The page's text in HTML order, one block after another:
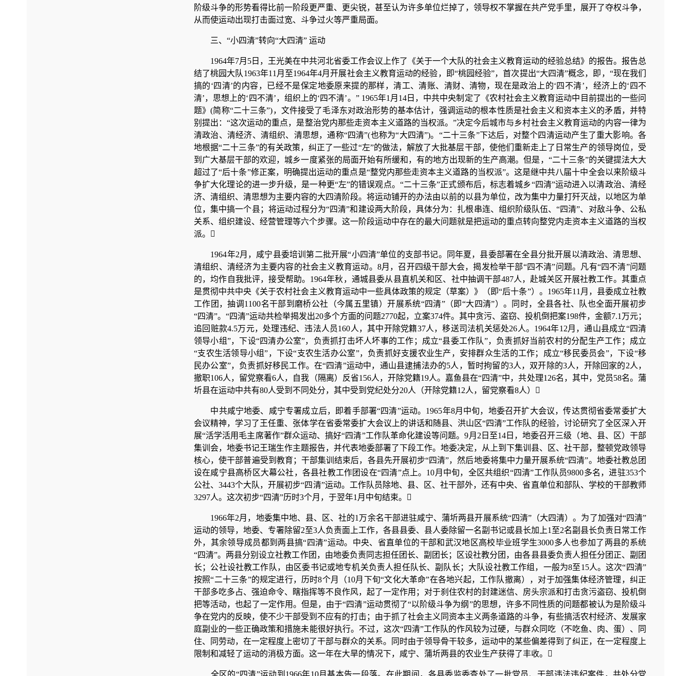
阶级斗争的形势看得比前一阶段更严重、更尖锐，甚至认为许多单位烂掉了，领导权不掌握在共产党手里，展开了夺权斗争，
从而使运动出现打击面过宽、斗争过火等严重局面。
三、“小四清”转向“大四清” 运动
1964年7月5日，王光美在中共河北省委工作会议上作了《关于一个大队的社会主义教育运动的经验总结》的报告。报告总
结了桃园大队1963年11月至1964年4月开展社会主义教育运动的经验，即“桃园经验”，首次提出“大四清”概念，即，“现在我们
搞的‘四清’的内容，已经不是保定地委原来提的那样，清工、清账、清财、清物，现在是政治上的‘四不清’，经济上的‘四不
清’，思想上的‘四不清’，组织上的‘四不清’。” 1965年1月14日，中共中央制定了《农村社会主义教育运动中目前提出的一些问
题》(简称“二十三条”)，文件接受了毛泽东对政治形势的基本估计，强调运动的根本性质是社会主义和资本主义的矛盾，并特
别提出：“这次运动的重点，是整治党内那些走资本主义道路的当权派。”决定今后城市与乡村社会主义教育运动的内容一律为
清政治、清经济、清组织、清思想，通称“四清”(也称为“大四清”)。“二十三条”下达后，对整个四清运动产生了重大影响。各
地根据“二十三条”的有关政策，纠正了一些过“左”的做法，解放了大批基层干部，使他们重新走上了日常生产的领导岗位，受
到广大基层干部的欢迎，城乡一度紧张的局面开始有所缓和，有的地方出现新的生产高潮。但是，“二十三条”的关键提法大大
超过了“后十条”修正案，明确提出运动的重点是“整党内那些走资本主义道路的当权派”。这是继中共八届十中全会以来阶级斗
争扩大化理论的进一步升级，是一种更“左”的错误观点。“二十三条”正式颁布后，标志着城乡“四清”运动进入以清政治、清经
济、清组织、清思想为主要内容的大四清阶段。将运动铺开的办法由以前的以县为单位，改为集中力量打歼灭战，以地区为单
位，集中搞一个县；将运动过程分为“四清”和建设两大阶段，具体分为：扎根串连、组织阶级队伍、“四清”、对敌斗争、公私
关系、组织建设、经营管理等六个步骤。这一阶段运动中存在的最大问题就是把运动的重点转向整党内走资本主义道路的当权
派。
1964年2月，咸宁县委培训第二批开展“小四清”单位的支部书记。同年夏，县委部署在全县分批开展以清政治、清思想、
清组织、清经济为主要内容的社会主义教育运动。8月，召开四级干部大会，揭发检举干部“四不清”问题。凡有“四不清”问题
的，均作自我批评，接受帮助。1964年秋，通城县委从县直机关和区、社中抽调干部487人，赴城关区开展社教工作。其重点
是贯彻中共中央《关于农村社会主义教育运动中一些具体政策的规定（草案）》（即“后十条”）。1965年11月，县委成立社教
工作团，抽调1100名干部到磨桥公社（今属五里镇）开展系统“四清”（即“大四清”）。同时，全县各社、队也全面开展初步
“四清”。“四清”运动共检举揭发出20多个方面的问题2770起，立案374件。其中贪污、盗窃、投机倒把案198件，金额7.1万元；
追回赃款4.5万元，处理违纪、违法人员160人，其中开除党籍37人，移送司法机关惩处26人。1964年12月，通山县成立“四清
领导小组”，下设“四清办公室”，负责抓打击坏人坏事的工作；成立“县委工作队”，负责抓好当前农村的分配生产工作；成立
“支农生活领导小组”，下设“支农生活办公室”，负责抓好支援农业生产，安排群众生活的工作；成立“移民委员会”，下设“移
民办公室”，负责抓好移民工作。在“四清”运动中，通山县逮捕法办的5人，暂时拘留的3人，双开除的3人，开除回家的2人，
撤职106人，留党察看6人，自我（隔离）反省156人，开除党籍19人。嘉鱼县在“四清”中，共处理126名，其中，党员58名。蒲
圻县在运动中共有80人受到不同处分，其中受到党纪处分20人（开除党籍12人，留党察看8人）
中共咸宁地委、咸宁专署成立后，即着手部署“四清”运动。1965年8月中旬，地委召开扩大会议，传达贯彻省委常委扩大
会议精神，学习了王任重、张体学在省委常委扩大会议上的讲话和随县、洪山区“四清”工作队的经验，讨论研究了全区深入开
展“活学活用毛主席著作”群众运动、搞好“四清”工作队革命化建设等问题。9月2日至14日，地委召开三级（地、县、区）干部
集训会，地委书记王瑞生作主题报告，并代表地委部署了下段工作。地委决定，从上到下集训县、区、社干部，整顿党政领导
核心，使干部普遍受到教育；干部集训结束后，各县先开展初步“四清”，然后地委将集中力量开展系统“四清”。地委社教总团
设在咸宁县高桥区大幕公社，各县社教工作团设在“四清”点上。10月中旬，全区共组织“四清”工作队员9800多名，进驻353个
公社、3443个大队，开展初步“四清”运动。工作队员除地、县、区、社干部外，还有中央、省直单位和部队、学校的干部教师
3297人。这次初步“四清”历时3个月，于翌年1月中旬结束。
1966年2月，地委集中地、县、区、社的1万余名干部进驻咸宁、蒲圻两县开展系统“四清”（大四清）。为了加强对“四清”
运动的领导，地委、专署除留2至3人负责面上工作，各县县委、县人委除留一名副书记或县长加上1至2名副县长负责日常工作
外，其余领导成员都到两县搞“四清”运动。中央、省直单位的干部和武汉地区高校毕业班学生3000多人也参加了两县的系统
“四清”。两县分别设立社教工作团，由地委负责同志担任团长、副团长；区设社教分团，由各县县委负责人担任分团正、副团
长；公社设社教工作队，由区委书记或地专机关负责人担任队长、副队长；大队设社教工作组，一般为8至15人。这次“四清”
按照“二十三条”的规定进行，历时8个月（10月下旬“文化大革命”在各地兴起，工作队撤离），对于加强集体经济管理，纠正
干部多吃多占、强迫命令、瞎指挥等不良作风，起了一定作用；对于刹住农村的封建迷信、房头宗派和打击贪污盗窃、投机倒
把等活动，也起了一定作用。但是，由于“四清”运动贯彻了“以阶级斗争为纲”的思想，许多不同性质的问题都被认为是阶级斗
争在党内的反映，使不少干部受到不应有的打击；由于抓了社会主义同资本主义两条道路的斗争，有些搞活农村经济、发展家
庭副业的一些正确政策和措施未能很好执行。不过，这次“四清”工作队的作风较为过硬，与群众同吃（不吃鱼、肉、蛋）、同
住、同劳动，在一定程度上密切了干部与群众的关系。同时由于领导骨干较多，运动中的某些偏差得到了纠正，在一定程度上
限制和减轻了运动的消极方面。这一年在大旱的情况下，咸宁、蒲圻两县的农业生产获得了丰收。
全区的“四清”运动到1966年10月基本告一段落。在此期间，各县委监委查处了一批党员、干部违法违纪案件，共处分党